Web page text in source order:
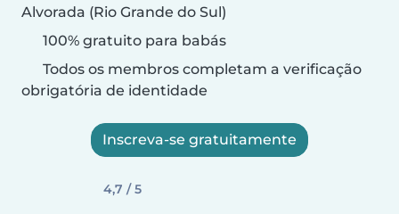
Alvorada (Rio Grande do Sul)
100% gratuito para babás
Todos os membros completam a verificação
obrigatória de identidade
Inscreva-se gratuitamente
4,7 / 5